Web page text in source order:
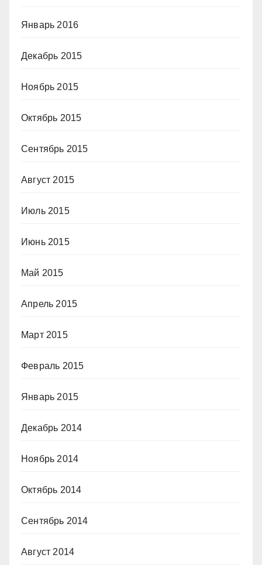
Январь 2016
Декабрь 2015
Ноябрь 2015
Октябрь 2015
Сентябрь 2015
Август 2015
Июль 2015
Июнь 2015
Май 2015
Апрель 2015
Март 2015
Февраль 2015
Январь 2015
Декабрь 2014
Ноябрь 2014
Октябрь 2014
Сентябрь 2014
Август 2014